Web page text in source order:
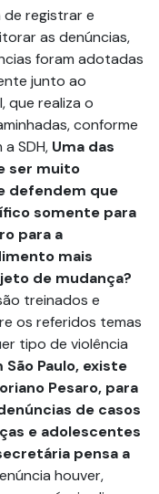
de registrar e
as denúncias,
foram adotadas
junto ao
que realiza o
conforme
SDH, Uma das
ser muito
defendem que
somente para
para a
mais
de mudança?
treinados e
os referidos temas
tipo de violência
São Paulo, existe
Pesaro, para
de casos
e adolescentes
pensa a
houver,